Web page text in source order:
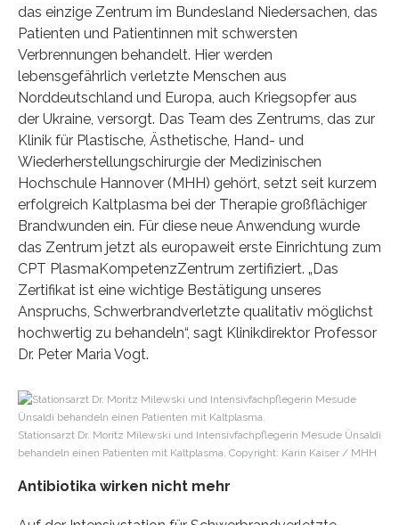
das einzige Zentrum im Bundesland Niedersachen, das
Patienten und Patientinnen mit schwersten
Verbrennungen behandelt. Hier werden
lebensgefährlich verletzte Menschen aus
Norddeutschland und Europa, auch Kriegsopfer aus
der Ukraine, versorgt. Das Team des Zentrums, das zur
Klinik für Plastische, Ästhetische, Hand- und
Wiederherstellungschirurgie der Medizinischen
Hochschule Hannover (MHH) gehört, setzt seit kurzem
erfolgreich Kaltplasma bei der Therapie großflächiger
Brandwunden ein. Für diese neue Anwendung wurde
das Zentrum jetzt als europaweit erste Einrichtung zum
CPT PlasmaKompetenzZentrum zertifiziert. „Das
Zertifikat ist eine wichtige Bestätigung unseres
Anspruchs, Schwerbrandverletzte qualitativ möglichst
hochwertig zu behandeln“, sagt Klinikdirektor Professor
Dr. Peter Maria Vogt.
Stationsarzt Dr. Moritz Milewski und Intensivfachpflegerin Mesude Ünsaldi
behandeln einen Patienten mit Kaltplasma. Copyright: Karin Kaiser / MHH
Antibiotika wirken nicht mehr